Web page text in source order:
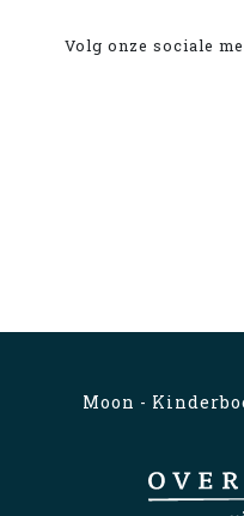
Volg onze sociale
Moon -